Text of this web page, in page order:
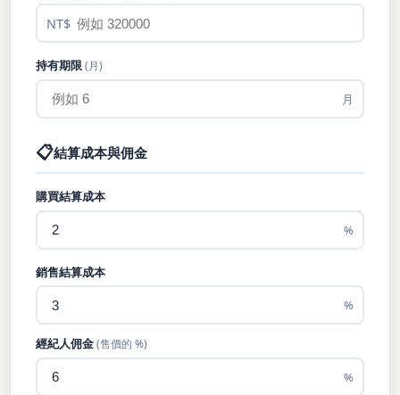
NT$
持有期限(月)
月
📋結算成本與佣金
購買結算成本
%
銷售結算成本
%
經紀人佣金(售價的 %)
%